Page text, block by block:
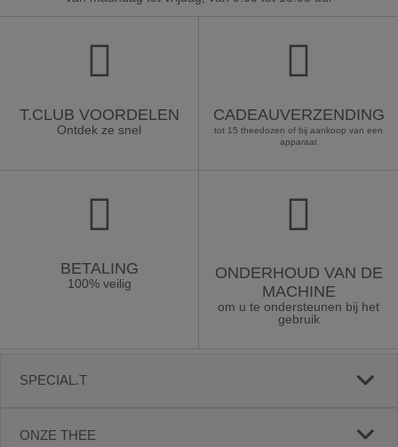
T.CLUB VOORDELEN
Ontdek ze snel
CADEAUVERZENDING
tot 15 theedozen of bij aankoop van een
apparaat
BETALING
100% veilig
ONDERHOUD VAN DE
MACHINE
om u te ondersteunen bij het
gebruik
SPECIAL.T
ONZE THEE